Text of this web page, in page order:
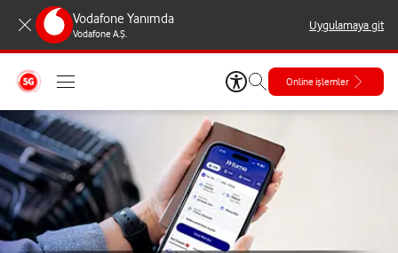
Vodafone Yanımda
Vodafone A.Ş.
Uygulamaya git
Online işlemler